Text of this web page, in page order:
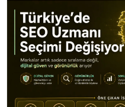
TEKNOLOJI
YAŞAM